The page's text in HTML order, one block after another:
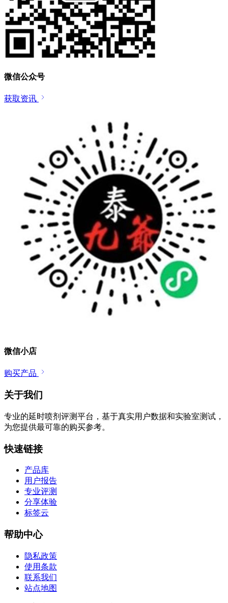
微信公众号
获取资讯
微信小店
购买产品
关于我们
专业的延时喷剂评测平台，基于真实用户数据和实验室测试，
为您提供最可靠的购买参考。
快速链接
产品库
用户报告
专业评测
分享体验
标签云
帮助中心
隐私政策
使用条款
联系我们
站点地图